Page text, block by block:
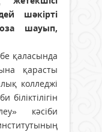
шәкірті
шауып,
қаласында
қарасты
колледжі
кәсіби